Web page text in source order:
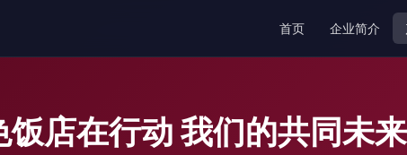
首页 企业简介
饭店在行动 我们的共同未来